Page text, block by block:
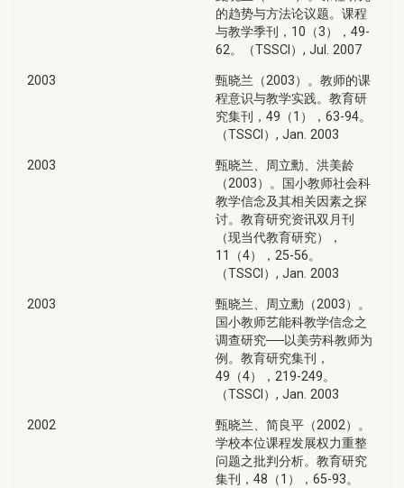
的趋势与方法论议题。课程
与教学季刊，10（3），49-
62。（TSSCI）, Jul. 2007
2003
甄晓兰（2003）。教师的课
程意识与教学实践。教育研
究集刊，49（1），63-94。
（TSSCI）, Jan. 2003
2003
甄晓兰、周立勳、洪美龄
（2003）。国小教师社会科
教学信念及其相关因素之探
讨。教育研究资讯双月刊
（现当代教育研究），
11（4），25-56。
（TSSCI）, Jan. 2003
2003
甄晓兰、周立勳（2003）。
国小教师艺能科教学信念之
调查研究──以美劳科教师为
例。教育研究集刊，
49（4），219-249。
（TSSCI）, Jan. 2003
2002
甄晓兰、简良平（2002）。
学校本位课程发展权力重整
问题之批判分析。教育研究
集刊，48（1），65-93。